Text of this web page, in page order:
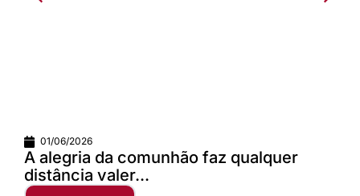
01/06/2026
A alegria da comunhão faz qualquer
distância valer...